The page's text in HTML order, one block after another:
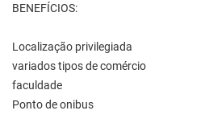
BENEFÍCIOS:
Localização privilegiada
variados tipos de comércio
faculdade
Ponto de onibus